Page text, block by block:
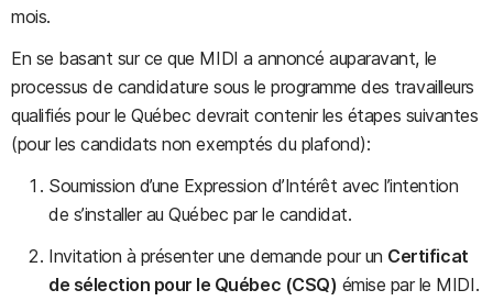
mois.
En se basant sur ce que MIDI a annoncé auparavant, le
processus de candidature sous le programme des travailleurs
qualifiés pour le Québec devrait contenir les étapes suivantes
(pour les candidats non exemptés du plafond):
Soumission d’une Expression d’Intérêt avec l’intention
de s’installer au Québec par le candidat.
Invitation à présenter une demande pour un Certificat
de sélection pour le Québec (CSQ) émise par le MIDI.